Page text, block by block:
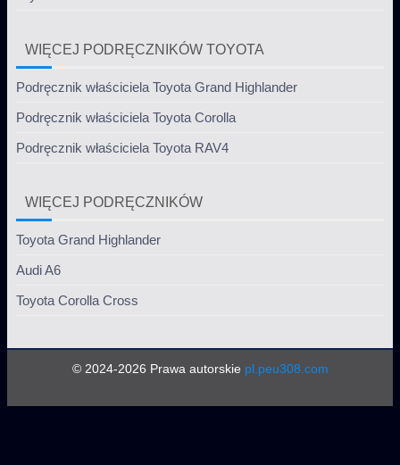
WIĘCEJ PODRĘCZNIKÓW TOYOTA
Podręcznik właściciela Toyota Grand Highlander
Podręcznik właściciela Toyota Corolla
Podręcznik właściciela Toyota RAV4
WIĘCEJ PODRĘCZNIKÓW
Toyota Grand Highlander
Audi A6
Toyota Corolla Cross
© 2024-2026 Prawa autorskie pl.peu308.com